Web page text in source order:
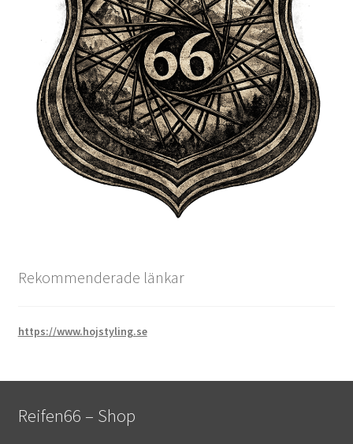
Rekommenderade länkar
https://www.hojstyling.se
Reifen66 – Shop